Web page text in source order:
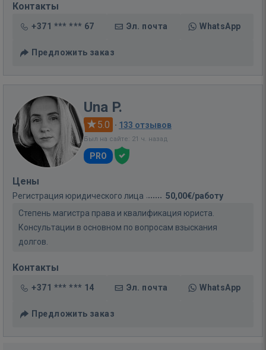
Контакты
+371 *** *** 67 Эл. почта WhatsApp
Предложить заказ
Una P.
5.0 · 133 отзывов
Был на сайте: 21 ч. назад
PRO
Цены
Регистрация юридического лица
50,00€/работу
Степень магистра права и квалификация юриста.
Консультации в основном по вопросам взыскания
долгов.
Контакты
+371 *** *** 14 Эл. почта WhatsApp
Предложить заказ